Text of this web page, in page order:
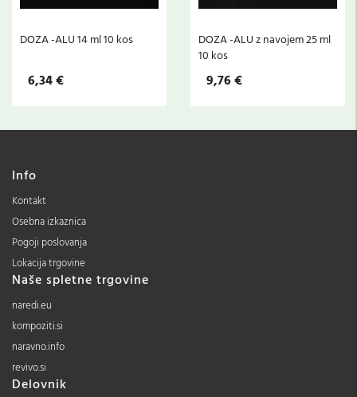
DOZA -ALU 14 ml 10 kos
6,34 €
DOZA -ALU z navojem 25 ml
10 kos
9,76 €
Info
Kontakt
Osebna izkaznica
Pogoji poslovanja
Lokacija trgovine
Naše spletne trgovine
naredi.eu
kompoziti.si
naravno.info
revivo.si
Delovnik